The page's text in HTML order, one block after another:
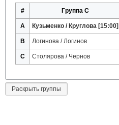
# Группа C
A Кузьменко / Круглова [15:00]
B Логинова / Логинов
C Столярова / Чернов
Раскрыть группы